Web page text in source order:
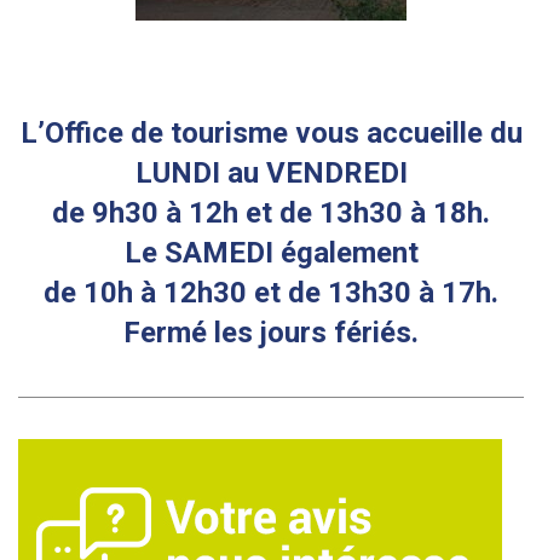
L’Office de tourisme vous accueille du
LUNDI au VENDREDI
de 9h30 à 12h et de 13h30 à 18h.
Le SAMEDI également
de 10h à 12h30 et de 13h30 à 17h.
Fermé les jours fériés.